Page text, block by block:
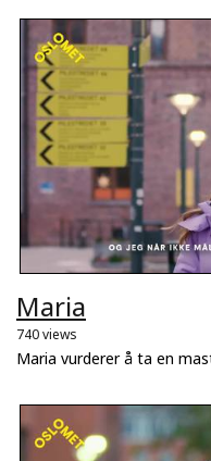
Maria
740 views
Maria vurderer å ta en